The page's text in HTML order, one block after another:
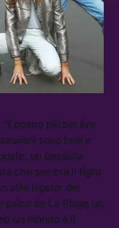
nostro più bel live
sono belli e
un bassista
che sembra il figlio
stile hipster del
palco de La Plage un
un mondo e il